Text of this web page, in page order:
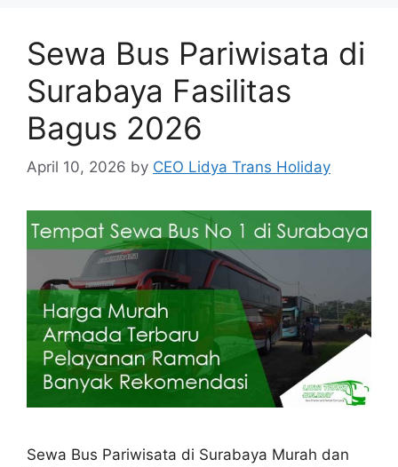
Sewa Bus Pariwisata di
Surabaya Fasilitas
Bagus 2026
April 10, 2026 by CEO Lidya Trans Holiday
Sewa Bus Pariwisata di Surabaya Murah dan